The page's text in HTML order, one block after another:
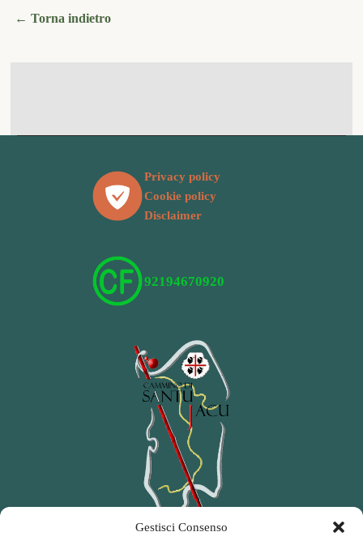
Gestisci Consenso
← Torna indietro
Privacy policy
Cookie policy
Disclaimer
92194670920